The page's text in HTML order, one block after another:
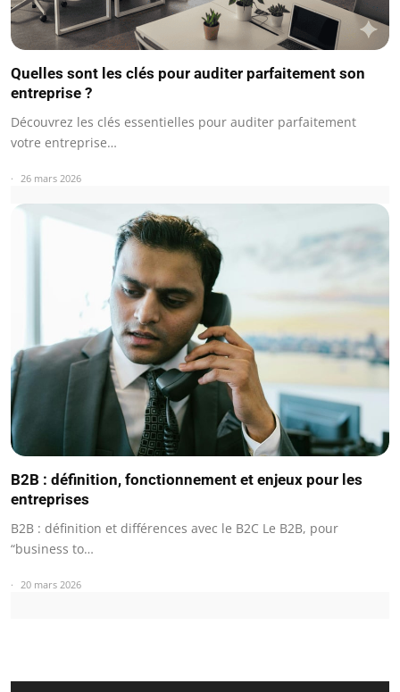
Quelles sont les clés pour auditer parfaitement son
entreprise ?
Découvrez les clés essentielles pour auditer parfaitement
votre entreprise…
26 mars 2026
B2B : définition, fonctionnement et enjeux pour les
entreprises
B2B : définition et différences avec le B2C Le B2B, pour
“business to…
20 mars 2026